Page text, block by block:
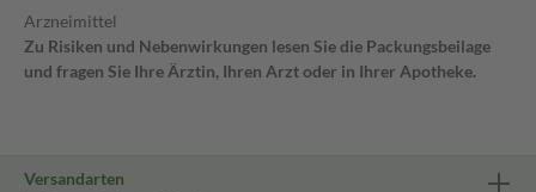
Arzneimittel
Zu Risiken und Nebenwirkungen lesen Sie die Packungsbeilage
und fragen Sie Ihre Ärztin, Ihren Arzt oder in Ihrer Apotheke.
Versandarten